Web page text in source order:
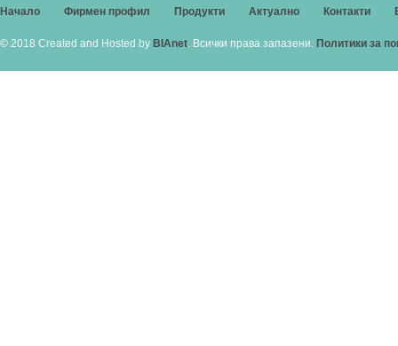
Начало Фирмен профил Продукти Актуално Контакти
© 2018 Created and Hosted by BIAnet. Всички права запазени. Политики за